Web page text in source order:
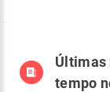
Últimas
tempo